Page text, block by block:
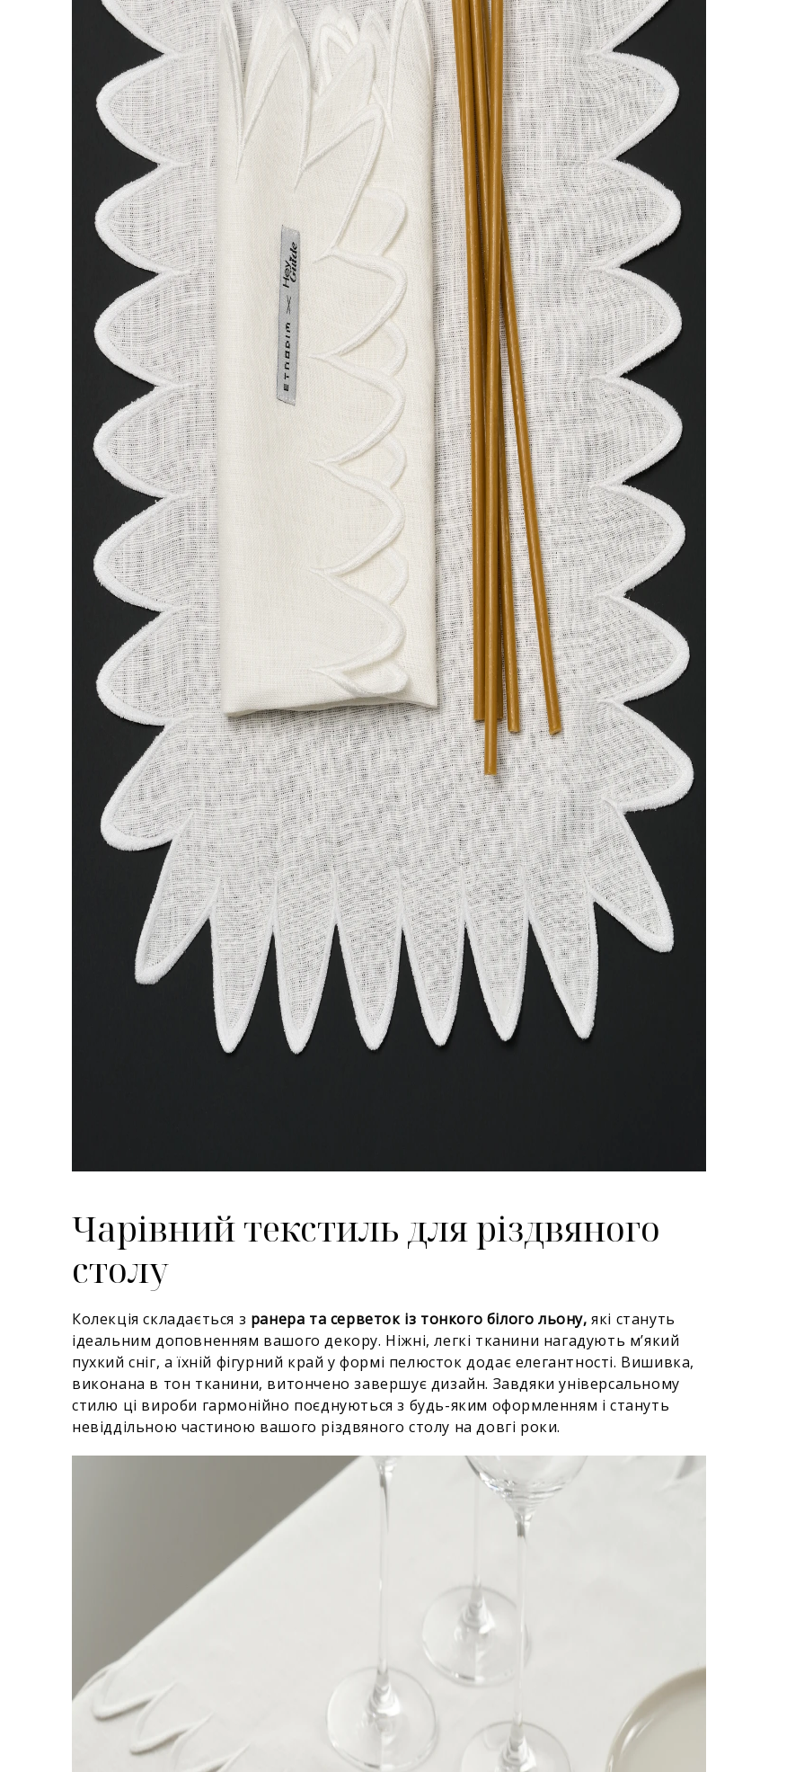
Чарівний текстиль для різдвяного
столу
Колекція складається з ранера та серветок із тонкого білого льону,які стануть
ідеальним доповненням вашого декору. Ніжні, легкі тканини нагадують м’який
пухкий сніг, а їхній фігурний край у формі пелюсток додає елегантності. Вишивка,
виконана в тон тканини, витончено завершує дизайн. Завдяки універсальному
стилю ці вироби гармонійно поєднуються з будь-яким оформленням і стануть
невіддільною частиною вашого різдвяного столу на довгі роки.